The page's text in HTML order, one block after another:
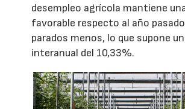
desempleo agrícola mantiene
favorable respecto al año
parados menos, lo que supone
interanual del 10,33%.